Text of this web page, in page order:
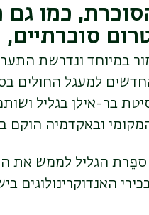
כמו
סוכרתיים,
במיוחד ונדרשת
למעגל החולים
בר-אילן בגליל
ובאקדמיה הוקם
ספֵרת הגליל לממש
האנדוקרינולוגים